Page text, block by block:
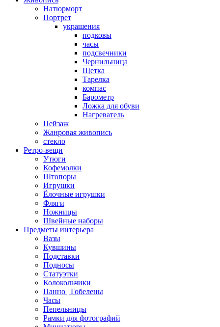
Натюрморт
Портрет
украшения
подковы
часы
подсвечники
Чернильница
Щетка
Тарелка
компас
Барометр
Ложка для обуви
Нагреватель
Пейзаж
Жанровая живопись
стекло
Ретро-вещи
Утюги
Кофемолки
Штопоры
Игрушки
Ёлочные игрушки
Фляги
Ножницы
Швейные наборы
Предметы интерьера
Вазы
Кувшины
Подставки
Подносы
Статуэтки
Колокольчики
Панно | Гобелены
Часы
Пепельницы
Рамки для фотографий